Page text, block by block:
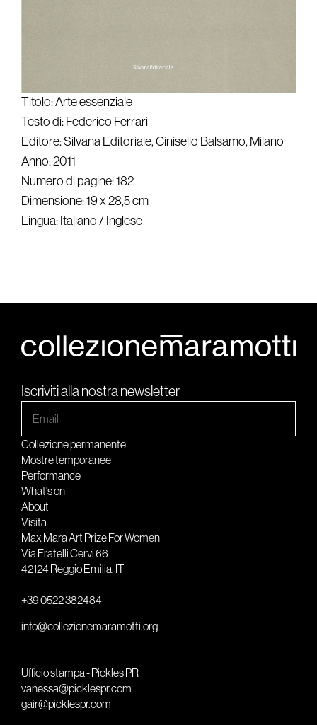
Titolo: Arte essenziale
Testo di: Federico Ferrari
Editore: Silvana Editoriale, Cinisello Balsamo, Milano
Anno: 2011
Numero di pagine: 182
Dimensione: 19 x 28,5 cm
Lingua: Italiano / Inglese
Iscriviti alla nostra newsletter
Collezione permanente
Mostre temporanee
Performance
What's on
About
Visita
Max Mara Art Prize For Women
Via Fratelli Cervi 66
42124 Reggio Emilia, IT
+39 0522 382484
info@collezionemaramotti.org
Ufficio stampa - Pickles PR
vanessa@picklespr.com
gair@picklespr.com